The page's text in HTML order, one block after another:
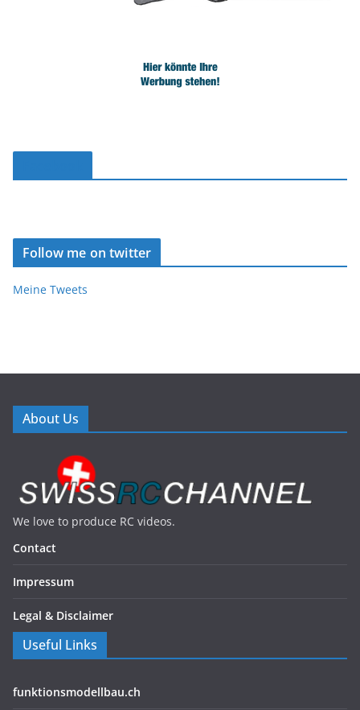
Follow me on twitter
Meine Tweets
About Us
We love to produce RC videos.
Contact
Impressum
Legal & Disclaimer
Useful Links
funktionsmodellbau.ch